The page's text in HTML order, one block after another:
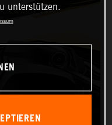
unterstützen.